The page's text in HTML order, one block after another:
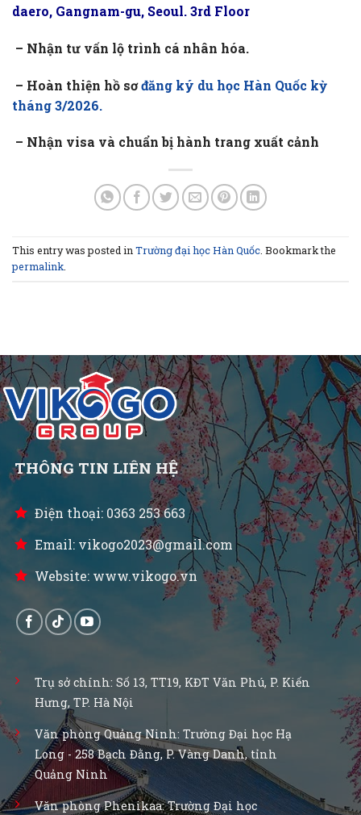
daero, Gangnam-gu, Seoul. 3rd Floor
– Nhận tư vấn lộ trình cá nhân hóa.
– Hoàn thiện hồ sơđăng ký du học Hàn Quốc kỳ
tháng 3/2026.
– Nhận visa và chuẩn bị hành trang xuất cảnh
This entry was posted inTrường đại học Hàn Quốc. Bookmark the
permalink.
THÔNG TIN LIÊN HỆ
Điện thoại: 0363 253 663
Email: vikogo2023@gmail.com
Website: www.vikogo.vn
Trụ sở chính: Số 13, TT19, KĐT Văn Phú, P. Kiến
Hưng, TP. Hà Nội
Văn phòng Quảng Ninh: Trường Đại học Hạ
Long - 258 Bạch Đằng, P. Vàng Danh, tỉnh
Quảng Ninh
Văn phòng Phenikaa: Trường Đại học